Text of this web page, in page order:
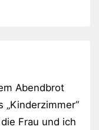
Abendbrot
„Kinderzimmer“
Frau und ich